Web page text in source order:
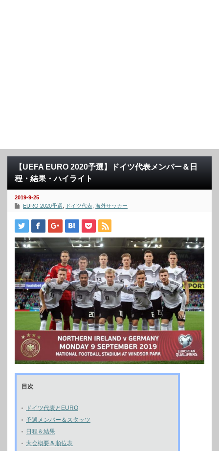
【UEFA EURO 2020予選】ドイツ代表メンバー＆日
程・結果・ハイライト
2019-9-25
EURO 2020予選
ドイツ代表 海外サッカー
目次
ドイツ代表とEURO
予選メンバー＆スタッツ
日程＆結果
大会概要＆順位表